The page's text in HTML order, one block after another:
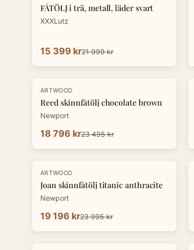
FÅTÖLJ i trä, metall, läder svart
XXXLutz
15 399 kr21 999 kr
-20%
ARTWOOD
Reed skinnfåtölj chocolate brown
Newport
18 796 kr23 495 kr
-20%
ARTWOOD
Joan skinnfåtölj titanic anthracite
Newport
19 196 kr23 995 kr